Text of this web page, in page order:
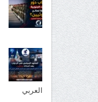
العربي